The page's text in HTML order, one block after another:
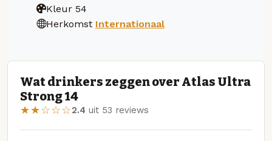
Kleur 54
Herkomst Internationaal
Wat drinkers zeggen over Atlas Ultra
Strong 14
★★☆☆☆2.4 uit 53 reviews